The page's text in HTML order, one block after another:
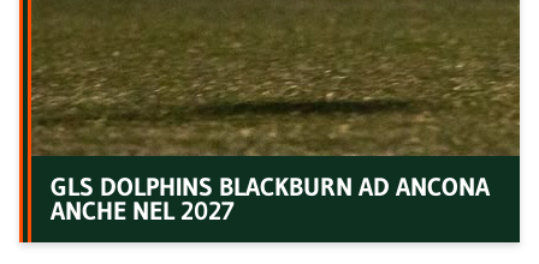
GLS DOLPHINS BLACKBURN AD ANCONA
ANCHE NEL 2027